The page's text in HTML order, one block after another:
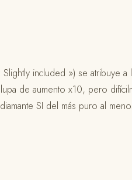
included ») se atribuye
de aumento x10, pero
SI del más puro al